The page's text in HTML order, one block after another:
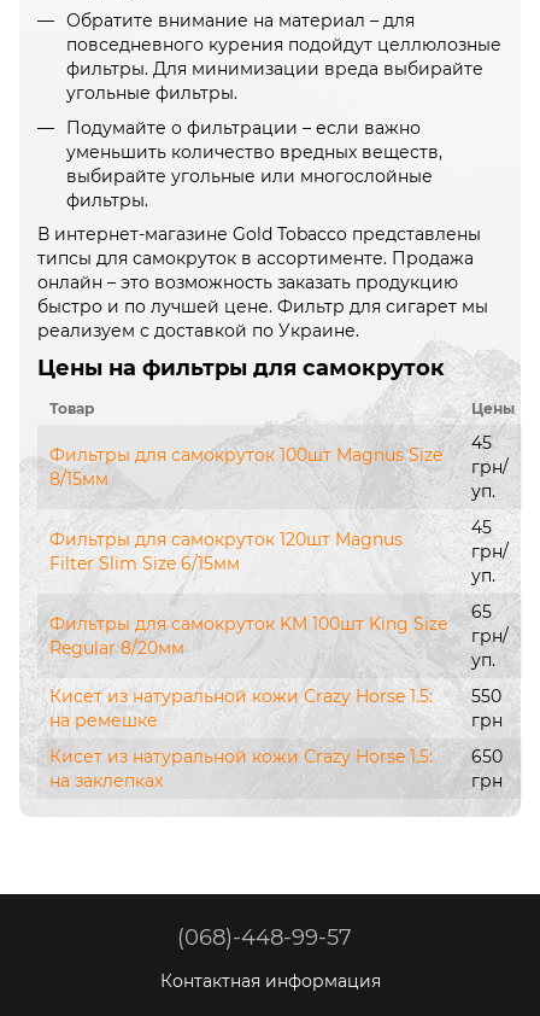
Обратите внимание на материал – для
повседневного курения подойдут целлюлозные
фильтры. Для минимизации вреда выбирайте
угольные фильтры.
Подумайте о фильтрации – если важно
уменьшить количество вредных веществ,
выбирайте угольные или многослойные
фильтры.
В интернет-магазине Gold Tobacco представлены
типсы для самокруток в ассортименте. Продажа
онлайн – это возможность заказать продукцию
быстро и по лучшей цене. Фильтр для сигарет мы
реализуем с доставкой по Украине.
Цены на фильтры для самокруток
Товар Цены
Фильтры для самокруток 100шт Magnus Size
8/15мм
45
грн/
уп.
Фильтры для самокруток 120шт Magnus
Filter Slim Size 6/15мм
45
грн/
уп.
Фильтры для самокруток KM 100шт King Size
Regular 8/20мм
65
грн/
уп.
Кисет из натуральной кожи Crazy Horse 1.5:
на ремешке
550
грн
Кисет из натуральной кожи Crazy Horse 1.5:
на заклепках
650
грн
(068)-448-99-57
Контактная информация